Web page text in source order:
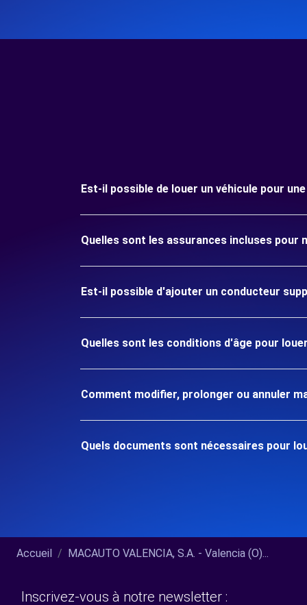
Est-il possible de louer un véhicule pour
Quelles sont les assurances incluses pour
Est-il possible d'ajouter un conducteur
Quelles sont les conditions d'âge pour
Comment modifier, prolonger ou annuler
Quels documents sont nécessaires pour
Accueil MACAUTO VALENCIA, S.A. - Valencia (O)...
Inscrivez-vous à notre newsletter :